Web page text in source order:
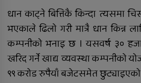
दाङमै धागोबाट
जेब्रा’ बनाउनेहरु
रुकुम पश्चिममा
धान काट्ने बित्तिकै किन्दा त्यसमा
भएकाले ढिलो गरी मात्रै धान किन्न
कम्पनीको भनाइ छ । यसवर्ष ३०
खरिद गर्ने खाद्य व्यवस्था कम्पनीको
९९ करोड रुपैयाँ बजेटसमेत